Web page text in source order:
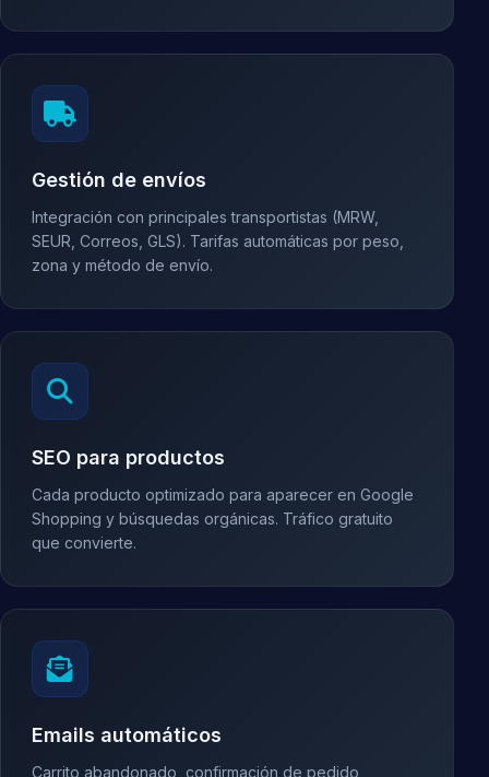
Gestión de envíos
Integración con principales transportistas (MRW,
SEUR, Correos, GLS). Tarifas automáticas por peso,
zona y método de envío.
SEO para productos
Cada producto optimizado para aparecer en Google
Shopping y búsquedas orgánicas. Tráfico gratuito
que convierte.
Emails automáticos
Carrito abandonado, confirmación de pedido,